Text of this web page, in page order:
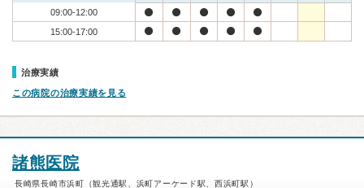
09:00-12:00
15:00-17:00
治療実績
この病院の治療実績を見る
諸熊医院
長崎県長崎市浜町（観光通駅、浜町アーケード駅、西浜町駅）